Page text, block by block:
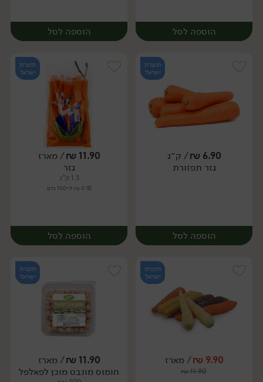
הוספה לסל
מארז
הוספה לסל
מארז
תוצרת
ישראל
6.90
₪/ ק״ג
גזר תפזורת
הוספה לסל
תוצרת
ישראל
11.90
₪/ מארז
גזר
1.3 ק"ג
0.92 ₪ ל-100 גרם
הוספה לסל
מארז
תוצרת
ישראל
9.90
₪/ מארז
11.90
₪
תוצרת
ישראל
11.90
₪/ מארז
חומוס מונבט מוכן לפאלפל